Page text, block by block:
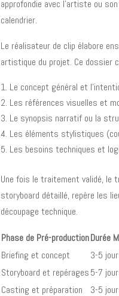
approfondie avec l'artiste ou
calendrier.
Le réalisateur de clip élabore
artistique du projet. Ce dossier
Le concept général et
Les références visuelles et
Le synopsis narratif ou la
Les éléments stylistiques
Les besoins techniques et
Une fois le traitement validé, le
storyboard détaillé, repère les
découpage technique.
Phase de Pré-productionDurée
Briefing et concept
3-5
Storyboard et repérages5-7
Casting et préparation
3-5